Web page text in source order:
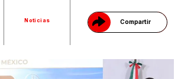
Noticias Compartir